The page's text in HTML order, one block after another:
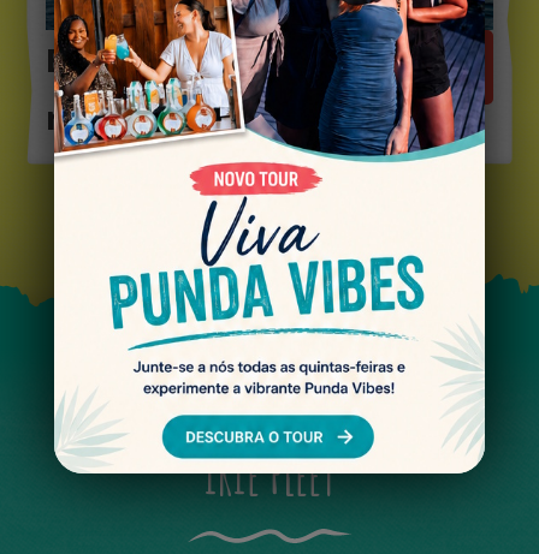
Elabore seu próprio
roteiro
LEIA
MAIS
IRIE FLEET